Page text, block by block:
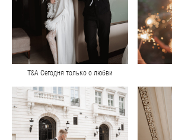
T&A Сегодня только о любви